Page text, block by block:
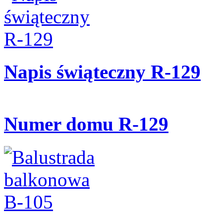
Napis świąteczny R-129
Numer domu R-129